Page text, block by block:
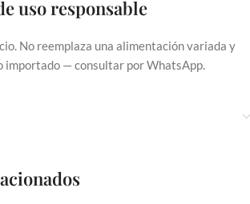
uso responsable
No reemplaza una alimentación variada y
importado — consultar por WhatsApp.